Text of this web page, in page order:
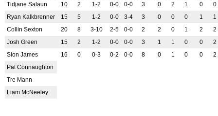
Tidjane Salaun
10 2 1-2 0-0 0-0 3 0 2 1 0
0
Ryan Kalkbrenner
15 5 1-2 0-0 3-4 3 0 0 0 1
1
Collin Sexton
20 8 3-10 2-5 0-0 2 2 0 1 2
2
Josh Green
15 2 1-2 0-0 0-0 3 1 1 0 0
2
Sion James
16 0 0-3 0-2 0-0 8 0 1 0 0
2
Pat Connaughton
Tre Mann
Liam McNeeley